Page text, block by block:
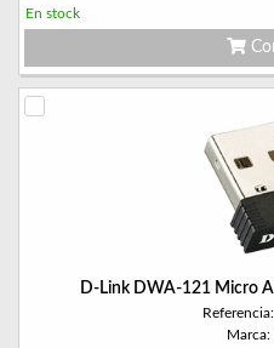
En stock
D-Link DWA-121 Micro